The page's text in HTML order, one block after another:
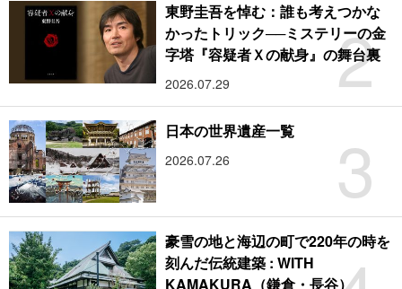
2
東野圭吾を悼む：誰も考えつかな
かったトリック──ミステリーの金
字塔『容疑者Ｘの献身』の舞台裏
2026.07.29
3
日本の世界遺産一覧
2026.07.26
豪雪の地と海辺の町で220年の時を
刻んだ伝統建築 : WITH
KAMAKURA（鎌倉・長谷）